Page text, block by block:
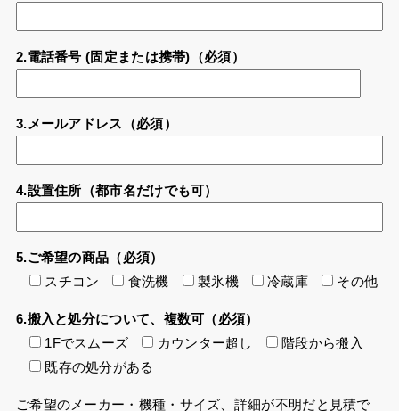
2.電話番号 (固定または携帯)（必須）
3.メールアドレス（必須）
4.設置住所（都市名だけでも可）
5.ご希望の商品（必須）
スチコン
食洗機 製氷機 冷蔵庫 その他
6.搬入と処分について、複数可（必須）
1Fでスムーズ
カウンター超し
階段から搬入
既存の処分がある
ご希望のメーカー・機種・サイズ、詳細が不明だと見積で